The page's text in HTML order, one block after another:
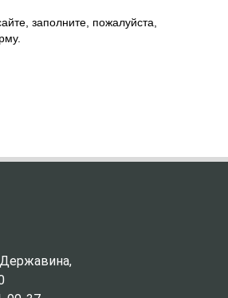
заполните, пожалуйста,
Державина,